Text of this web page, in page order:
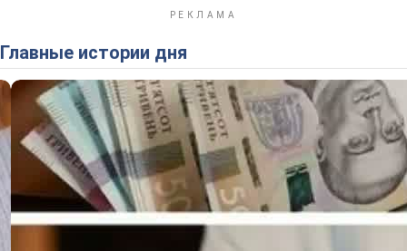
Главные истории дня